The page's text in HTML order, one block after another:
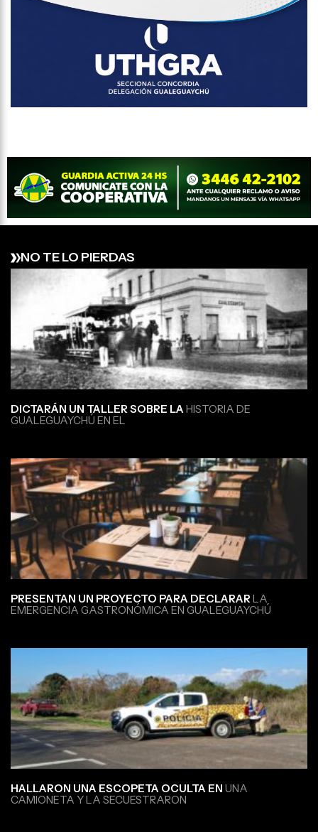
NO TE LO PIERDAS
DICTARÁN UN TALLER SOBRE LA HISTORIA DE
GUALEGUAYCHÚ EN EL
PRESENTAN UN PROYECTO PARA DECLARARLA
EMERGENCIA GASTRONÓMICA EN GUALEGUAYCHÚ
HALLARON UNA ESCOPETA OCULTA EN UNA
CAMIONETA Y LA SECUESTRARON